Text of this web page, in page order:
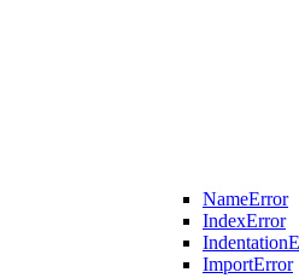
NameError
IndexError
ImportError